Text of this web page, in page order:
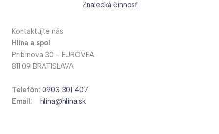
Znalecká činnosť
Kontaktujte nás
Hlina a spol
Pribinova 30 - EUROVEA
811 09 BRATISLAVA
Telefón: 0903 301 407
Email:
hlina@hlina.sk